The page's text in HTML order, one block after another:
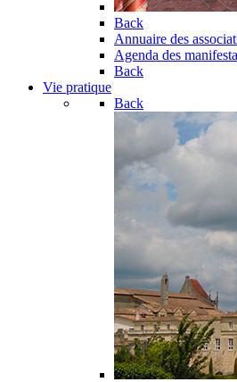
Back
Annuaire des
Agenda des
Back
Vie pratique
Back